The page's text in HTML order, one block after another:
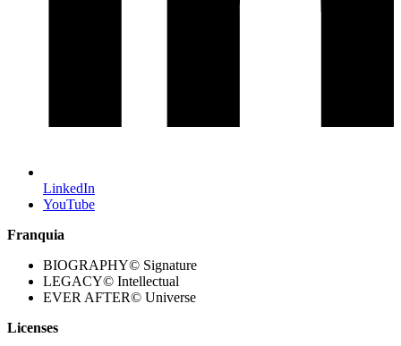
LinkedIn
YouTube
Franquia
BIOGRAPHY© Signature
LEGACY© Intellectual
EVER AFTER© Universe
Licenses